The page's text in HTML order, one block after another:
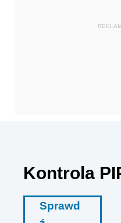
Kontrola
Sprawd